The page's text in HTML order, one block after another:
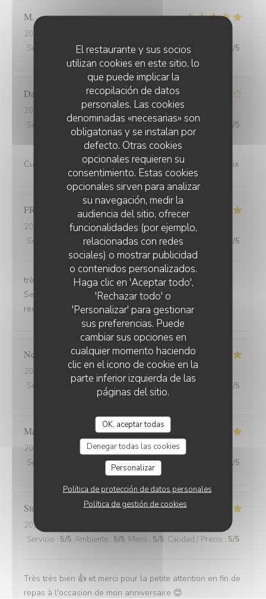
El restaurante y sus socios
utilizan cookies en este sitio, lo
que puede implicar la
recopilación de datos
personales. Las cookies
denominadas «necesarias» son
obligatorias y se instalan por
defecto. Otras cookies
opcionales requieren su
consentimiento. Estas cookies
opcionales sirven para analizar
su navegación, medir la
audiencia del sitio, ofrecer
funcionalidades (por ejemplo,
relacionadas con redes
sociales) o mostrar publicidad
o contenidos personalizados.
Haga clic en 'Aceptar todo',
'Rechazar todo' o
'Personalizar' para gestionar
sus preferencias. Puede
cambiar sus opciones en
cualquier momento haciendo
clic en el icono de cookie en la
parte inferior izquierda de las
páginas del sitio.
OK, aceptar todas
Denegar todas las cookies
Personalizar
Política de protección de datos personales
Política de gestión de cookies
M
2026-08-02
Servicio
Ambiente: 4/5 Menú: 5/5 Calidad / Precio /5
David
2026-08-01
- 19:45 - Invitados 3
Servicio
/5 Ambiente:4/5 Menú: 4 /5 Calidad / Precio /5
Cuisine de bonne qualité pour un bon rapport qualité/prix
FRANCOIS
2026-07-31
- 19:30 - Invitados 2
Servicio
Ambiente: 5/5 Menú:5 /5 Calidad / Precio /5
très bonne soirée et très bon dîner, comme d'habitude.
Serveuse et serveur très professionnels. Nous
recommandons, jamais déçu.
Nelly
2026-07-31
- 20:00 - Invitados 2
Servicio
/5 Ambiente 5 Menú 5/5 /5
Marion
2026-07-30
- 19:30 - Invitados 2
Servicio
Ambiente:5/5 Menú:5/5 /5
Stéphanie
2026-07-22
Servicio : 5/5 Ambiente : 5/5 Menú : 5/5 Calidad / Precio : 5/5
Très très bien 👍 et merci pour la petite attention en fin de
repas à l'occasion de mon anniversaire 😊